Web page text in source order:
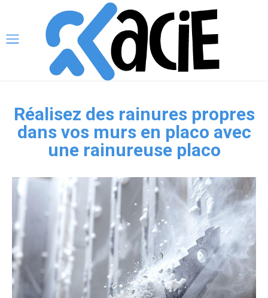
Réalisez des rainures propres
dans vos murs en placo avec
une rainureuse placo